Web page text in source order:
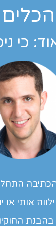
כי
התחלתי
אותי או
בהבנת